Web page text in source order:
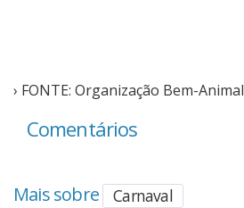
› FONTE: Organização Bem-Animal
Comentários
Mais sobre Carnaval